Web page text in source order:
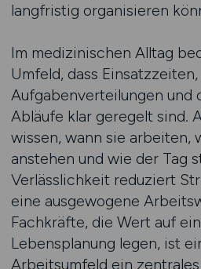
langfristig organisieren
Im medizinischen Alltag
Umfeld, dass Einsatzzeiten,
Aufgabenverteilungen und
Abläufe klar geregelt sind.
wissen, wann sie arbeiten,
anstehen und wie der Tag
Verlässlichkeit reduziert
eine ausgewogene
Fachkräfte, die Wert auf
Lebensplanung legen, ist
Arbeitsumfeld ein